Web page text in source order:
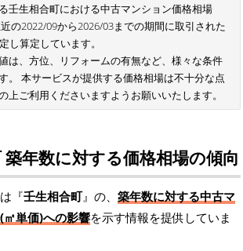
壬生相合町における中古マンション価格相場
の2022/09から2026/03までの期間に取引された
し算定しています。
は、方位、リフォームの有無など、様々な条件
。 本サービスが提供する価格相場は不十分な点
上ご利用くださいますようお願いいたします。
築年数に対する価格相場の傾向
『壬生相合町』の、 築年数に対する中古マ
単価)への影響を示す情報を提供していま